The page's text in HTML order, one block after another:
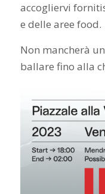
accogliervi
e delle aree food.
Non mancherà
ballare fino alla